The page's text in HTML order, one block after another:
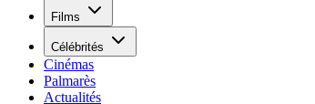
Films
Célébrités
Cinémas
Palmarès
Actualités